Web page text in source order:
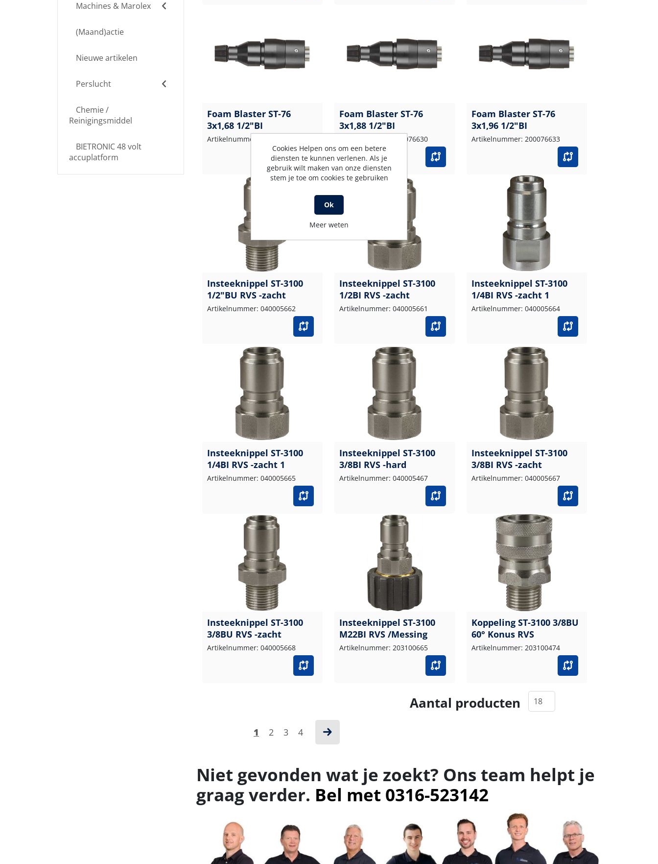
Machines & Marolex
(Maand)actie
Nieuwe artikelen
Perslucht
Chemie /
Reinigingsmiddel
BIETRONIC 48 volt
accuplatform
Foam Blaster ST-76
3x1,68 1/2"BI
Artikelnummer: 200076624
Foam Blaster ST-76
3x1,88 1/2"BI
Artikelnummer: 200076630
Foam Blaster ST-76
3x1,96 1/2"BI
Artikelnummer: 200076633
Insteeknippel ST-3100
1/2"BU RVS -zacht
Artikelnummer: 040005662
Insteeknippel ST-3100
1/2BI RVS -zacht
Artikelnummer: 040005661
Insteeknippel ST-3100
1/4BI RVS -zacht 1
Artikelnummer: 040005664
Insteeknippel ST-3100
1/4BI RVS -zacht 1
Artikelnummer: 040005665
Insteeknippel ST-3100
3/8BI RVS -hard
Artikelnummer: 040005467
Insteeknippel ST-3100
3/8BI RVS -zacht
Artikelnummer: 040005667
Insteeknippel ST-3100
3/8BU RVS -zacht
Artikelnummer: 040005668
Insteeknippel ST-3100
M22BI RVS /Messing
Artikelnummer: 203100665
Koppeling ST-3100 3/8BU
60° Konus RVS
Artikelnummer: 203100474
1 2 3 4
Aantal producten
Niet gevonden wat je zoekt? Ons team helpt je
graag verder. Bel met 0316-523142
Cookies Helpen ons om een betere
diensten te kunnen verlenen. Als je
gebruik wilt maken van onze diensten
stem je toe om cookies te gebruiken
Ok
Meer weten